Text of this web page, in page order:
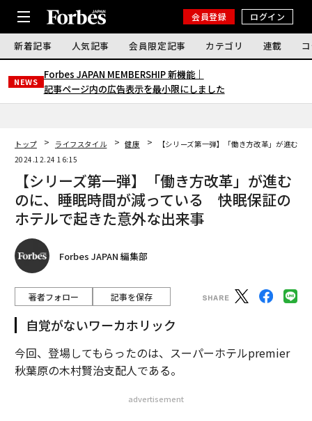
会員登録 ログイン
新着記事 人気記事 会員限定記事 カテゴリ 連載
NEWS
Forbes JAPAN MEMBERSHIP 新機能｜
記事ページ内の広告表示を最小限にしました
トップ ライフスタイル 健康
【シリーズ第一弾】「働き方改革」が進む
2024.12.24 16:15
【シリーズ第一弾】「働き方改革」が進む
のに、睡眠時間が減っている 快眠保証の
ホテルで起きた意外な出来事
Forbes JAPAN 編集部
著者フォロー 記事を保存
自覚がないワーカホリック
今回、登場してもらったのは、スーパーホテルpremier
秋葉原の木村賢治支配人である。
advertisement